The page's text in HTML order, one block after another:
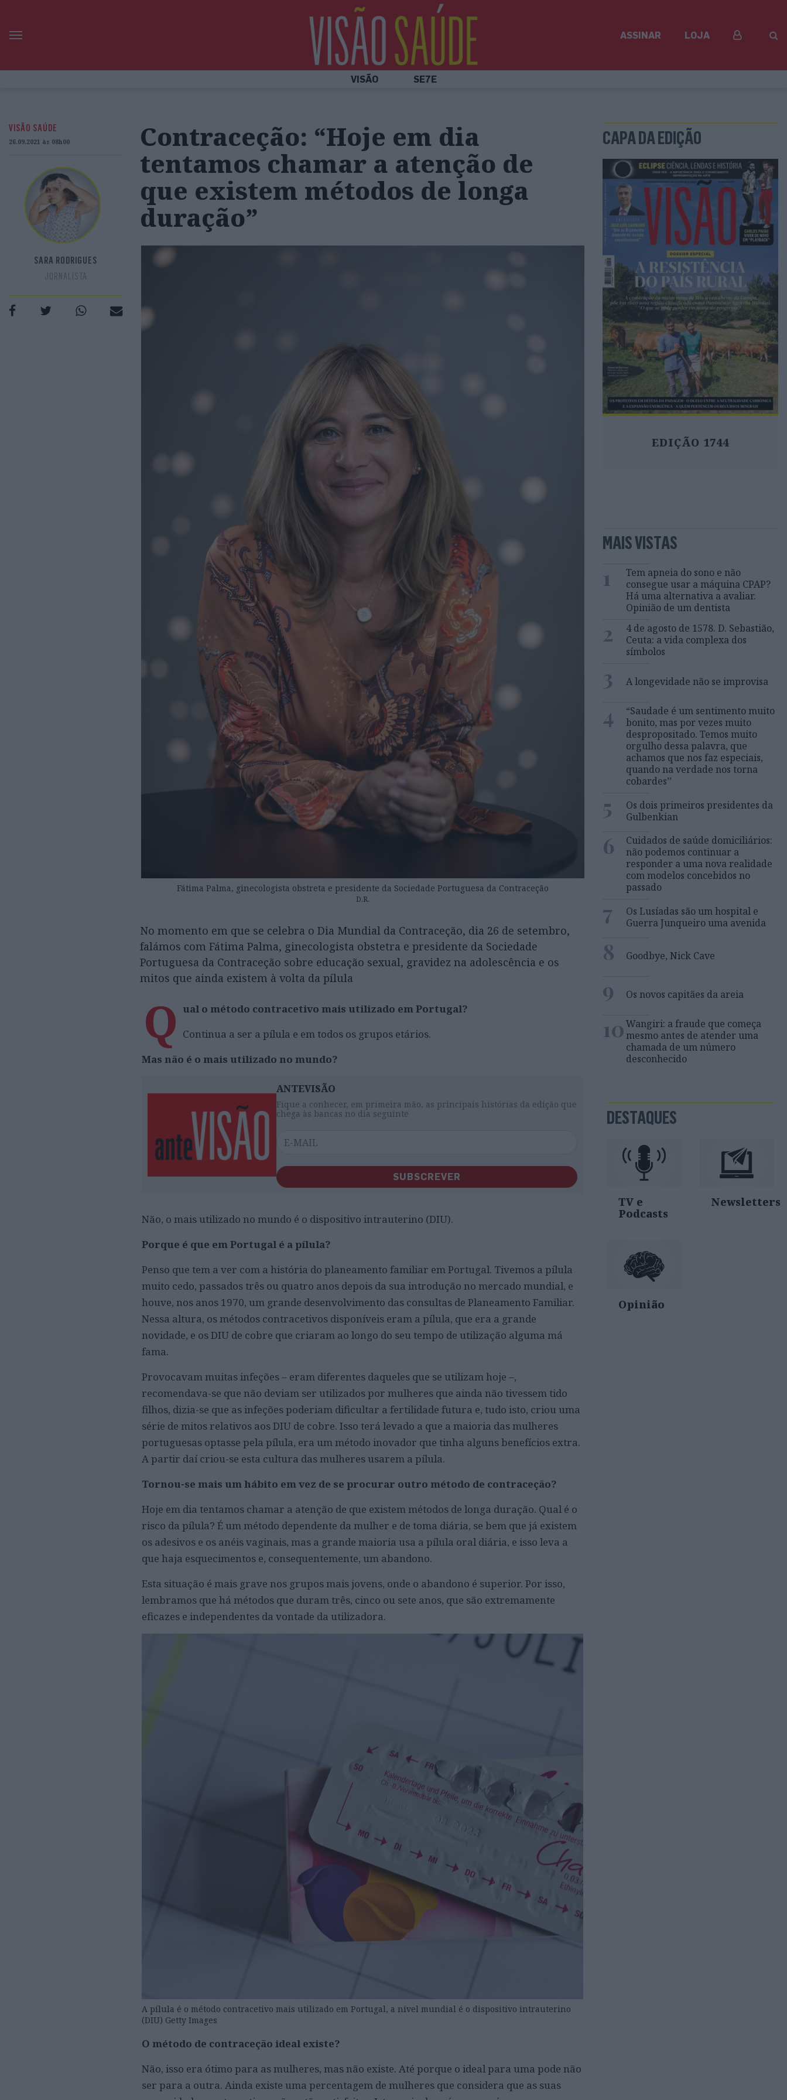
ASSINAR LOJA
VISÃO SE7E
VISÃO SAÚDE
26.09.2021 às 08h00
SARA RODRIGUES
JORNALISTA
Contraceção: “Hoje em dia
tentamos chamar a atenção de
que existem métodos de longa
duração”
Fátima Palma, ginecologista obstreta e presidente da Sociedade Portuguesa da Contraceção
D.R.
No momento em que se celebra o Dia Mundial da Contraceção, dia 26 de setembro,
falámos com Fátima Palma, ginecologista obstetra e presidente da Sociedade
Portuguesa da Contraceção sobre educação sexual, gravidez na adolescência e os
mitos que ainda existem à volta da pílula
Q ual o método contracetivo mais utilizado em Portugal?
Continua a ser a pílula e em todos os grupos etários.
Mas não é o mais utilizado no mundo?
ANTEVISÃO
Fique a conhecer, em primeira mão, as principais histórias da edição que
chega às bancas no dia seguinte
SUBSCREVER
Não, o mais utilizado no mundo é o dispositivo intrauterino (DIU).
Porque é que em Portugal é a pílula?
Penso que tem a ver com a história do planeamento familiar em Portugal. Tivemos a pílula
muito cedo, passados três ou quatro anos depois da sua introdução no mercado mundial, e
houve, nos anos 1970, um grande desenvolvimento das consultas de Planeamento Familiar.
Nessa altura, os métodos contracetivos disponíveis eram a pílula, que era a grande
novidade, e os DIU de cobre que criaram ao longo do seu tempo de utilização alguma má
fama.
Provocavam muitas infeções – eram diferentes daqueles que se utilizam hoje –,
recomendava-se que não deviam ser utilizados por mulheres que ainda não tivessem tido
filhos, dizia-se que as infeções poderiam dificultar a fertilidade futura e, tudo isto, criou uma
série de mitos relativos aos DIU de cobre. Isso terá levado a que a maioria das mulheres
portuguesas optasse pela pílula, era um método inovador que tinha alguns benefícios extra.
A partir daí criou-se esta cultura das mulheres usarem a pílula.
Tornou-se mais um hábito em vez de se procurar outro método de contraceção?
Hoje em dia tentamos chamar a atenção de que existem métodos de longa duração. Qual é o
risco da pílula? É um método dependente da mulher e de toma diária, se bem que já existem
os adesivos e os anéis vaginais, mas a grande maioria usa a pílula oral diária, e isso leva a
que haja esquecimentos e, consequentemente, um abandono.
Esta situação é mais grave nos grupos mais jovens, onde o abandono é superior. Por isso,
lembramos que há métodos que duram três, cinco ou sete anos, que são extremamente
eficazes e independentes da vontade da utilizadora.
A pílula é o método contracetivo mais utilizado em Portugal, a nível mundial é o dispositivo intrauterino
(DIU) Getty Images
O método de contraceção ideal existe?
Não, isso era ótimo para as mulheres, mas não existe. Até porque o ideal para uma pode não
ser para a outra. Ainda existe uma percentagem de mulheres que considera que as suas
CAPA DA EDIÇÃO
EDIÇÃO 1744
MAIS VISTAS
1
Tem apneia do sono e não
consegue usar a máquina CPAP?
Há uma alternativa a avaliar.
Opinião de um dentista
2
4 de agosto de 1578. D. Sebastião,
Ceuta: a vida complexa dos
símbolos
3 A longevidade não se improvisa
4
“Saudade é um sentimento muito
bonito, mas por vezes muito
despropositado. Temos muito
orgulho dessa palavra, que
achamos que nos faz especiais,
quando na verdade nos torna
cobardes’’
5
Os dois primeiros presidentes da
Gulbenkian
6
Cuidados de saúde domiciliários:
não podemos continuar a
responder a uma nova realidade
com modelos concebidos no
passado
7
Os Lusíadas são um hospital e
Guerra Junqueiro uma avenida
8 Goodbye, Nick Cave
9 Os novos capitães da areia
10Wangiri: a fraude que começa
mesmo antes de atender uma
chamada de um número
desconhecido
DESTAQUES
TV e
Podcasts
Newsletters
Opinião